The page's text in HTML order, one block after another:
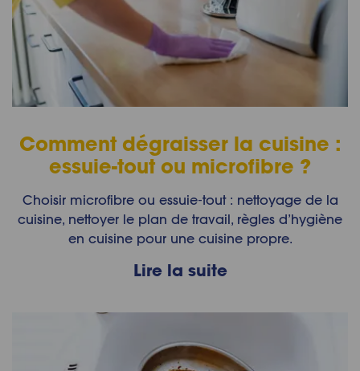
Comment dégraisser la cuisine :
essuie-tout ou microfibre ?
Choisir microfibre ou essuie‑tout : nettoyage de la
cuisine, nettoyer le plan de travail, règles d’hygiène
en cuisine pour une cuisine propre.
Lire la suite